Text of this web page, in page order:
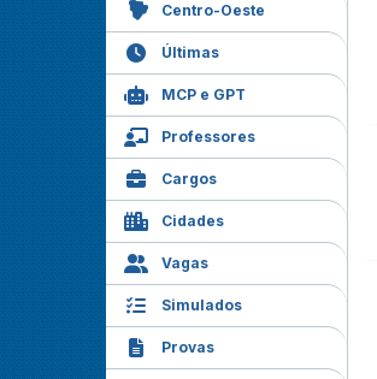
Centro-Oeste
Últimas
MCP e GPT
Professores
Cargos
Cidades
Vagas
Simulados
Provas